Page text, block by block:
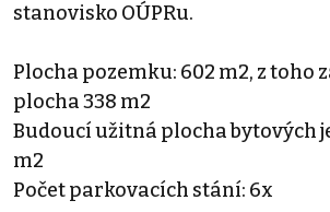
stanovisko OÚPRu.
Plocha pozemku: 602 m2, z toho
plocha 338 m2
Budoucí užitná plocha bytových
m2
Počet parkovacích stání: 6x